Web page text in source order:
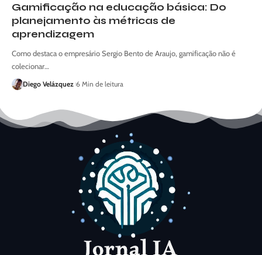
Gamificação na educação básica: Do
planejamento às métricas de
aprendizagem
Como destaca o empresário Sergio Bento de Araujo, gamificação não é
colecionar…
Diego Velázquez 6 Min de leitura